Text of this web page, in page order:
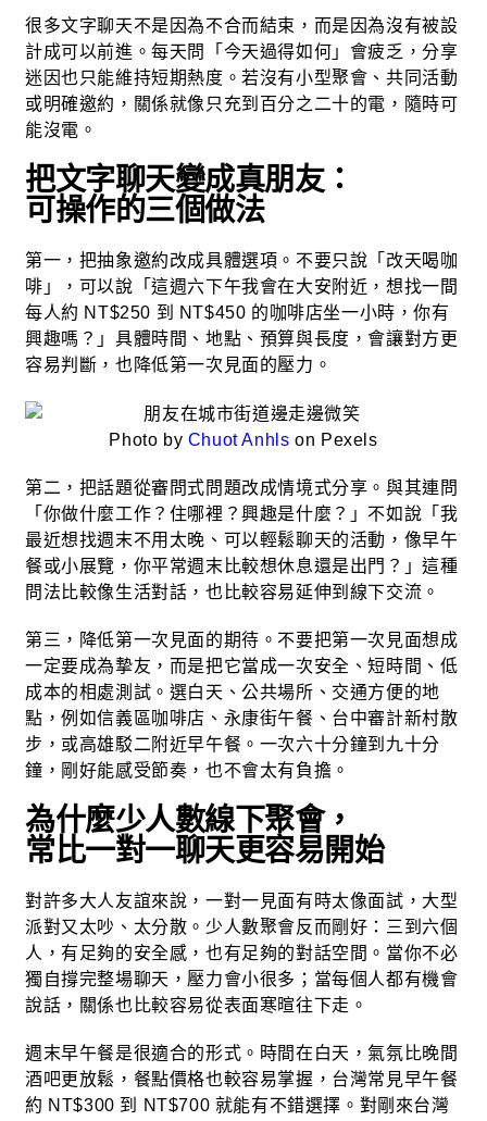
很多文字聊天不是因為不合而結束，而是因為沒有被設
計成可以前進。每天問「今天過得如何」會疲乏，分享
迷因也只能維持短期熱度。若沒有小型聚會、共同活動
或明確邀約，關係就像只充到百分之二十的電，隨時可
能沒電。
把文字聊天變成真朋友：
可操作的三個做法
第一，把抽象邀約改成具體選項。不要只說「改天喝咖
啡」，可以說「這週六下午我會在大安附近，想找一間
每人約 NT$250 到 NT$450 的咖啡店坐一小時，你有
興趣嗎？」具體時間、地點、預算與長度，會讓對方更
容易判斷，也降低第一次見面的壓力。
Photo by Chuot Anhls on Pexels
第二，把話題從審問式問題改成情境式分享。與其連問
「你做什麼工作？住哪裡？興趣是什麼？」不如說「我
最近想找週末不用太晚、可以輕鬆聊天的活動，像早午
餐或小展覽，你平常週末比較想休息還是出門？」這種
問法比較像生活對話，也比較容易延伸到線下交流。
第三，降低第一次見面的期待。不要把第一次見面想成
一定要成為摯友，而是把它當成一次安全、短時間、低
成本的相處測試。選白天、公共場所、交通方便的地
點，例如信義區咖啡店、永康街午餐、台中審計新村散
步，或高雄駁二附近早午餐。一次六十分鐘到九十分
鐘，剛好能感受節奏，也不會太有負擔。
為什麼少人數線下聚會，
常比一對一聊天更容易開始
對許多大人友誼來說，一對一見面有時太像面試，大型
派對又太吵、太分散。少人數聚會反而剛好：三到六個
人，有足夠的安全感，也有足夠的對話空間。當你不必
獨自撐完整場聊天，壓力會小很多；當每個人都有機會
說話，關係也比較容易從表面寒暄往下走。
週末早午餐是很適合的形式。時間在白天，氣氛比晚間
酒吧更放鬆，餐點價格也較容易掌握，台灣常見早午餐
約 NT$300 到 NT$700 就能有不錯選擇。對剛來台灣